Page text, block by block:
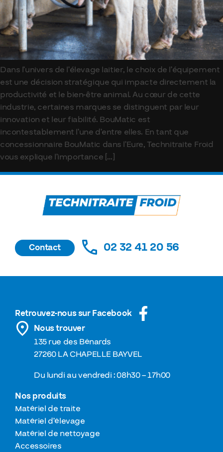
Dans l’univers de l’élevage laitier, le choix de l’équipement
est une décision stratégique qui impacte directement la
productivité et le bien-être animal. Au cœur de cette
industrie, certaines marques se distinguent par leur
innovation et leur fiabilité. BouMatic est
incontestablement l’une d’entre elles. En tant que
concessionnaire BouMatic dans l’Eure, Technitraite Froid
vous explique l’importance […]
Contact 02 32 41 20 56
Nos produits
Matériel de traite
Matériel d’élevage
Matériel de nettoyage
Accessoires
Retrouvez-nous sur Facebook
Nous trouver
135 rue des Bénards
27260 LA CHAPELLE BAYVEL
Du lundi au vendredi : 08h30 – 17h00